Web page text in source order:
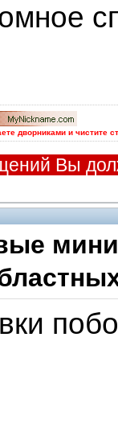
дворниками и чистите
Вы